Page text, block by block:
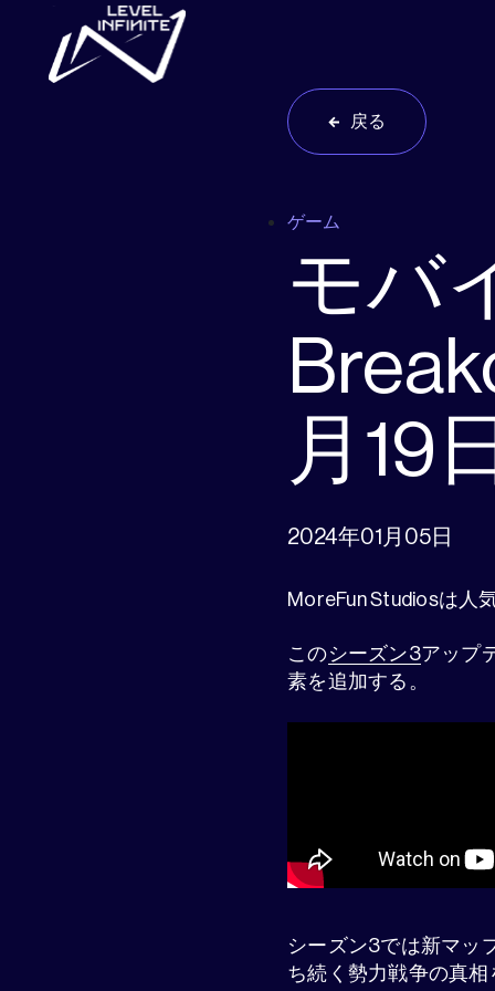
Skip to main content
戻る
ゲーム
モバ
月19
2024年01月05日
MoreFun Studiosは人
このシーズン3アップ
素を追加する。
シーズン3では新マッ
ち続く勢力戦争の真